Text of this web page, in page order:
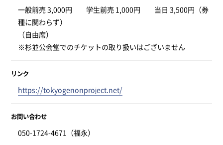
一般前売 3,000円 学生前売 1,000円 当日 3,500円（券
種に関わらず）
（自由席）
※杉並公会堂でのチケットの取り扱いはございません
リンク
https://tokyogenonproject.net/
お問い合わせ
050-1724-4671（福永）